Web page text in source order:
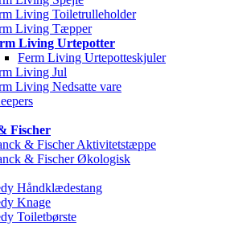
Living Toiletrulleholder
Living Tæpper
Living Urtepotter
Ferm Living Urtepotteskjuler
Living Jul
Living Nedsatte vare
Fischer
& Fischer Aktivitetstæppe
& Fischer Økologisk
Håndklædestang
Knage
Toiletbørste